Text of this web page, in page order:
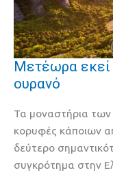
Μετέωρα εκεί
ουρανό
Τα μοναστήρια των
κορυφές κάποιων
δεύτερο
συγκρότημα στην
Μετέωρα
εκεί
γη
ενώνεται
με
τον